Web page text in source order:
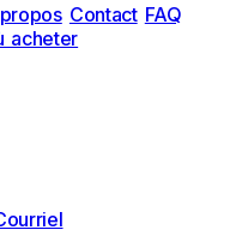
Contact FAQ
acheter